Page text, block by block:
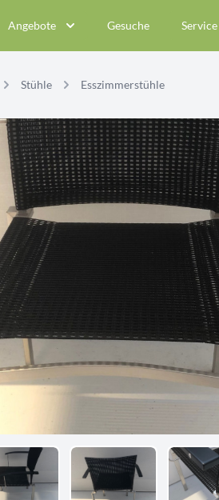
Angebote Gesuche Service
Stühle Esszimmerstühle